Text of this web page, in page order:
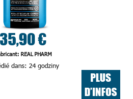
35,90 €
REAL PHARM
dans: 24 godziny
PLUS
D’INFOS